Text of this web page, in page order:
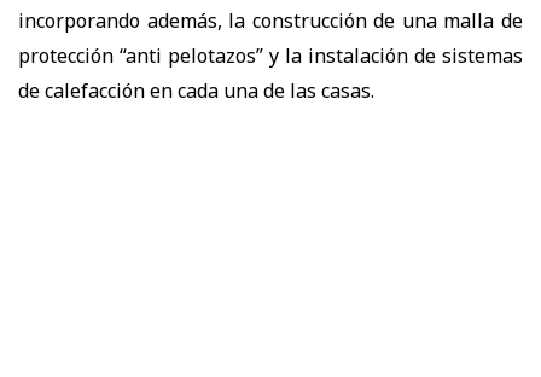
incorporando además, la construcción de una malla de
protección “anti pelotazos” y la instalación de sistemas
de calefacción en cada una de las casas.